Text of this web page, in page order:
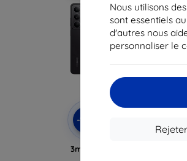
Nous utilisons
sont essentiels
d'autres nous
personnaliser le
Rejeter
-10%
Réduction
3mk Matt Case coque mate